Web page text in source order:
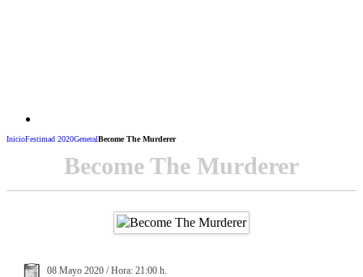
InicioFestimad 2020GeneralBecome The Murderer
Become The Murderer
08 Mayo 2020 / Hora: 21:00 h.